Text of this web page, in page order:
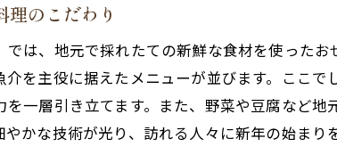
おせち料理を通じて感じる北
和さびの特製おせち料理を楽
おせち料理で始める新しい年
のこだわり
は、地元で採れたての新鮮な食材を使った
を主役に据えたメニューが並びます。ここ
一層引き立てます。また、野菜や豆腐など
かな技術が光り、訪れる人々に新年の始まり